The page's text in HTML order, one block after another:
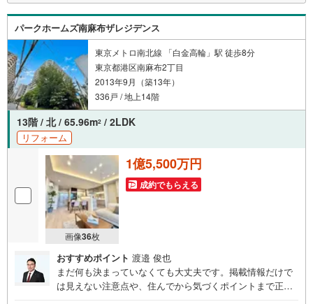
【港区南麻布4丁目】
1979年9月築（総戸数172戸）大規模ヴィンテージマンション！
2025年大規模修繕工事実施済み！
採光・通風・眺望良好な4階部分（エレベータ-停止階）の南西角住戸！
〈物件POINT〉
■東京メトロ日比谷線『広尾』駅徒歩9分
■南北線・都営三田線『白金高輪』駅徒歩13分
■JR線『渋谷』駅バス約17分
（『光林寺前』バス停徒歩2分）
■新規内装リフォーム施工済の2LDK＋WIC
■セキュリティ面も安心のオートロック完備
■プライバシーに配慮された専用ポーチ1.88平米
■地下1階倉庫1.81平米（月額管理費600円）
■快適な暮らしを叶える設備仕様（食洗浄機・浴室乾燥機等）
■お買い物施設や総合病院が近くに揃う利便性の高い立地
■■■■■■■■■■■■■■■■■■■■■
お気軽にお申しつけください。
パークホームズ南麻布ザレジデンス
東京メトロ南北線 「白金高輪」駅 徒歩8分
東京都港区南麻布2丁目
2013年9月（築13年）
336戸 / 地上14階
13階 / 北 / 65.96m2 / 2LDK
リフォーム
画像36枚
1億5,500万円
成約でもらえる
おすすめポイント 渡邉 俊也
まだ何も決まっていなくても大丈夫です。掲載情報だけで
は見えない注意点や、住んでから気づくポイントまで正直